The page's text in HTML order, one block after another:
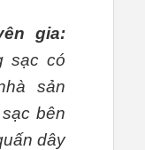
gia:
sạc có
sản
bên
dây